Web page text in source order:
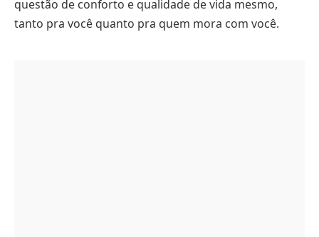
questão de conforto e qualidade de vida mesmo,
tanto pra você quanto pra quem mora com você.